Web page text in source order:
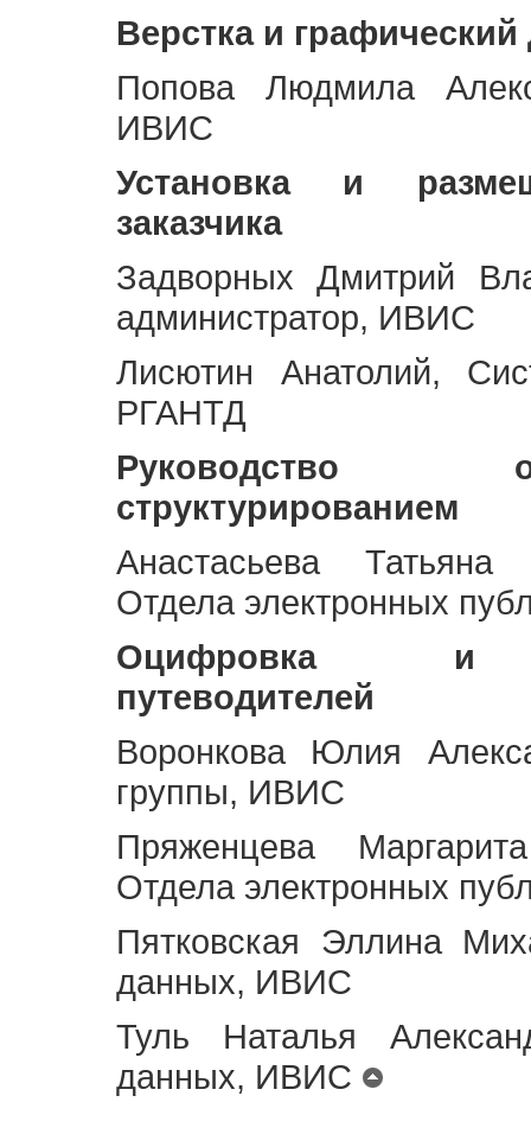
Верстка и графический
Попова Людмила
ИВИС
Установка и
заказчика
Задворных Дмитрий
администратор, ИВИС
Лисютин Анатолий,
РГАНТД
Руководство
структурированием
Анастасьева Татьяна
Отдела электронных
Оцифровка и
путеводителей
Воронкова Юлия
группы, ИВИС
Пряженцева
Отдела электронных
Пятковская Эллина
данных, ИВИС
Туль Наталья
данных, ИВИС